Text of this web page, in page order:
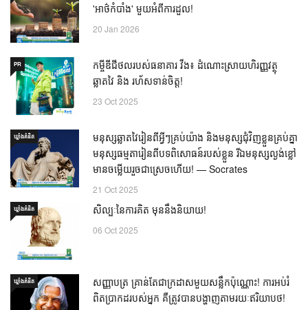
'អាថ៌កំបាំង' មួយអំពីការដួល!
20 Jan 2026
PR
កម្ចីឌីជីថលរបស់ធនាគារ វីង៖ ដំណោះស្រាយហិរញ្ញវត្ថុ
ឆ្លាតវៃ និង រហ័សទាន់ចិត្ត!
23 Oct 2025
ឃ្លាំង​គំនិត
មនុស្សឆ្លាតវៃរៀនពីអ្វីៗគ្រប់យ៉ាង និងមនុស្សជុំវិញខ្លួនគ្រប់គ្នា
មនុស្សធម្មតារៀនពីបទពិសោធន៍របស់ខ្លួន រីឯមនុស្សល្ងង់ខ្លៅ
មានចម្លើយរួចជាស្រេចហើយ! — Socrates
21 Oct 2025
ឃ្លាំង​គំនិត សិល្បៈនៃការគិត មុននឹងនិយាយ!
06 Oct 2025
ឃ្លាំង​គំនិត
សញ្ញាបត្រ គ្រាន់តែជាក្រដាសមួយសន្លឹកប៉ុណ្ណោះ! ការអប់រំ
ពិតប្រាកដរបស់អ្នក គឺត្រូវបានបង្ហាញតាមរយៈឥរិយាបថ!